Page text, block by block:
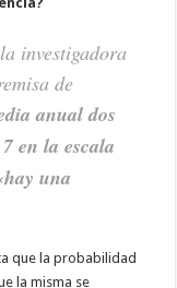
investigadora
de
anual dos
en la escala
una
que la probabilidad
la misma se